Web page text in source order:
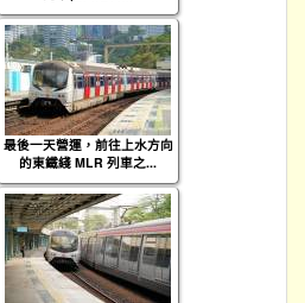
最後一天營運，前往上水方向
的東鐵綫 MLR 列車之...